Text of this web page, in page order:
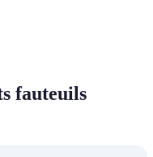
fauteuils